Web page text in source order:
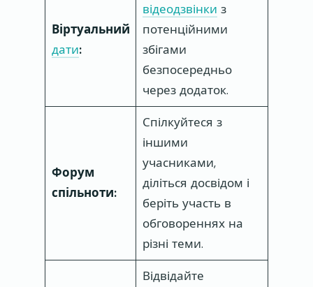
Віртуальний
дати:
відеодзвінки з
потенційними
збігами
безпосередньо
через додаток.
Форум
спільноти:
Спілкуйтеся з
іншими
учасниками,
діліться досвідом і
беріть участь в
обговореннях на
різні теми.
Відвідайте